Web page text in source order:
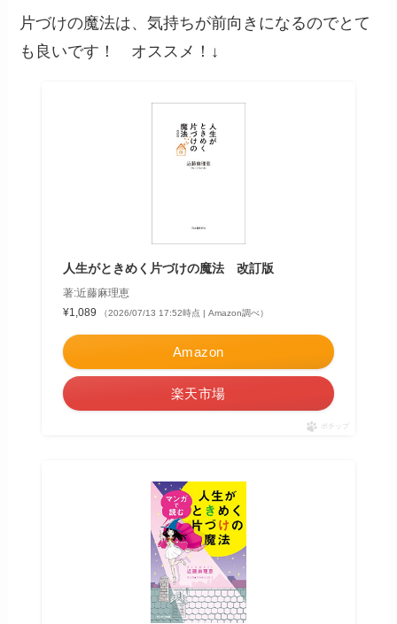
片づけの魔法は、気持ちが前向きになるのでとて
も良いです！ オススメ！↓
人生がときめく片づけの魔法 改訂版
著:近藤麻理恵
¥1,089
（2026/07/13 17:52時点 | Amazon調べ）
Amazon
楽天市場
ポチップ